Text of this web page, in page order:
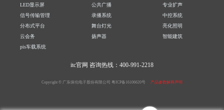
LED显示屏
公共广播
专业扩声
信号传输管理
录播系统
中控系统
分布式平台
舞台灯光
亮化照明
云会务
扬声器
智能建筑
pis车载系统
itc官网 咨询热线：400-991-2218
Copyright © 广东保伦电子股份有限公司 粤ICP备16106620号 产品参数解释声明